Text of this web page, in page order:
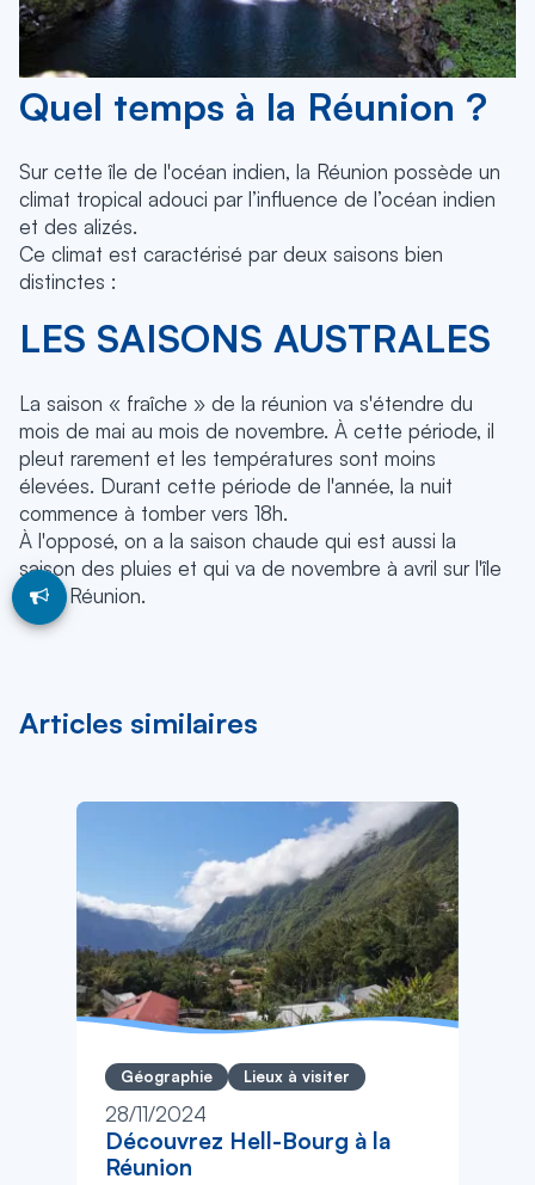
Quel temps à la Réunion ?
Sur cette île de l'océan indien, la Réunion possède un
climat tropical adouci par l’influence de l’océan indien
et des alizés.
Ce climat est caractérisé par deux saisons bien
distinctes :
LES SAISONS AUSTRALES
La saison « fraîche » de la réunion va s'étendre du
mois de mai au mois de novembre. À cette période, il
pleut rarement et les températures sont moins
élevées. Durant cette période de l'année, la nuit
commence à tomber vers 18h.
À l'opposé, on a la saison chaude qui est aussi la
saison des pluies et qui va de novembre à avril sur l'île
de la Réunion.
Articles similaires
Géographie Lieux à visiter
28/11/2024
Découvrez Hell-Bourg à la
Réunion